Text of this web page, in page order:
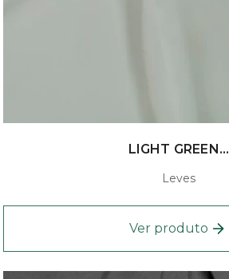
LIGHT GREEN...
Leves
Ver produto